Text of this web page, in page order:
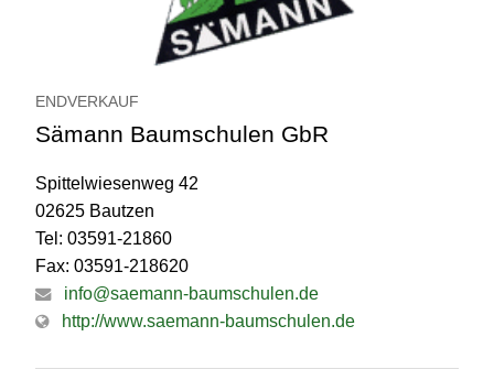
ENDVERKAUF
Sämann Baumschulen GbR
Spittelwiesenweg 42
02625 Bautzen
Tel: 03591-21860
Fax: 03591-218620
info@saemann-baumschulen.de
http://www.saemann-baumschulen.de